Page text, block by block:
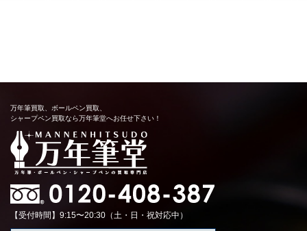
万年筆買取、ボールペン買取、
シャープペン買取なら万年筆堂へお任せ下さい！
【受付時間】9:15〜20:30（土・日・祝対応中）